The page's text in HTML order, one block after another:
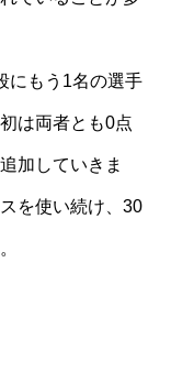
にもう1名の選手
は両者とも0点
加していきま
を使い続け、30